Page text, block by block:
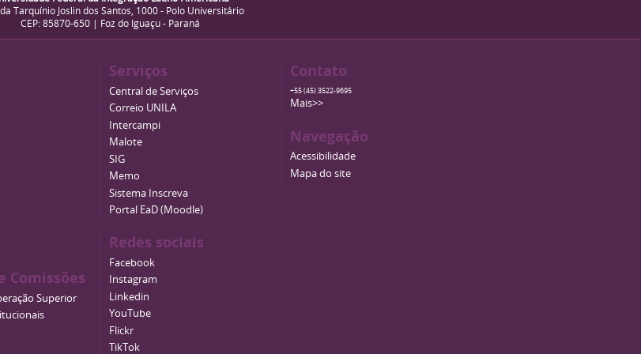
Tarquínio Joslin dos Santos, 1000 - Polo Universitário
CEP: 85870-650 | Foz do Iguaçu - Paraná
Comissões
Superior
Serviços
Central de Serviços
Correio UNILA
Intercampi
Malote
SIG
Memo
Sistema Inscreva
Portal EaD (Moodle)
Redes sociais
Facebook
Instagram
Linkedin
YouTube
Flickr
TikTok
Contato
+55 (45) 3522-9695
Mais>>
Navegação
Acessibilidade
Mapa do site